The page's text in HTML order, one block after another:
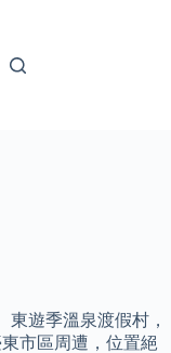
遊季溫泉渡假村，
市區周遭，位置絕